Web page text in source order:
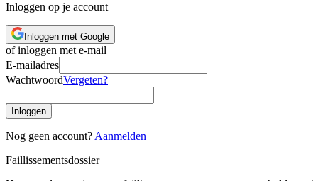
Inloggen op je account
Inloggen met Google
of inloggen met e-mail
E-mailadres
WachtwoordVergeten?
Inloggen
Nog geen account? Aanmelden
Faillissementsdossier